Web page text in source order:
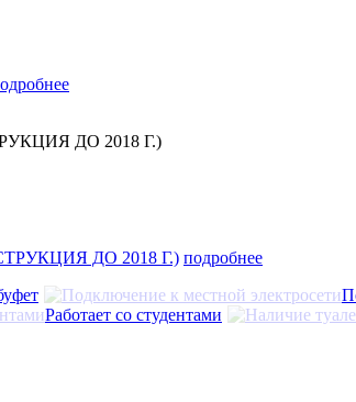
ДО 2018 Г.)
подробнее
Работает со студентами